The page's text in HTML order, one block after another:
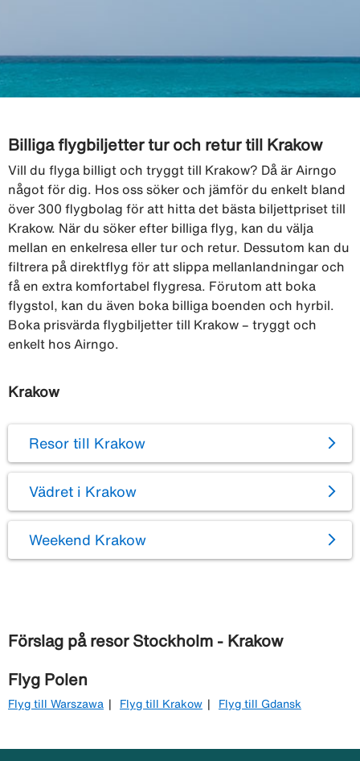
Billiga flygbiljetter tur och retur till Krakow
Vill du flyga billigt och tryggt till Krakow? Då är Airngo
något för dig. Hos oss söker och jämför du enkelt bland
över 300 flygbolag för att hitta det bästa biljettpriset till
Krakow. När du söker efter billiga flyg, kan du välja
mellan en enkelresa eller tur och retur. Dessutom kan du
filtrera på direktflyg för att slippa mellanlandningar och
få en extra komfortabel flygresa. Förutom att boka
flygstol, kan du även boka billiga boenden och hyrbil.
Boka prisvärda flygbiljetter till Krakow – tryggt och
enkelt hos Airngo.
Krakow
Resor till Krakow
Vädret i Krakow
Weekend Krakow
Förslag på resor Stockholm - Krakow
Flyg Polen
Flyg till Warszawa Flyg till Krakow Flyg till Gdansk